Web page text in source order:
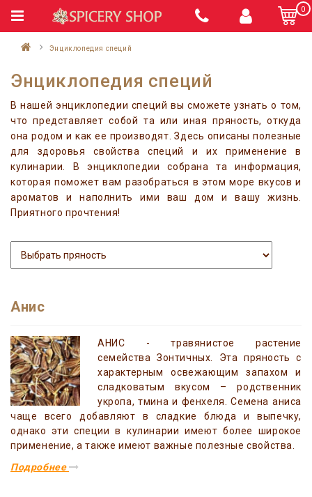
0
Энциклопедия специй
Энциклопедия специй
В нашей энциклопедии специй вы сможете узнать о том,
что представляет собой та или иная пряность, откуда
она родом и как ее производят. Здесь описаны полезные
для здоровья свойства специй и их применение в
кулинарии. В энциклопедии собрана та информация,
которая поможет вам разобраться в этом море вкусов и
ароматов и наполнить ими ваш дом и вашу жизнь.
Приятного прочтения!
Анис
АНИС - травянистое растение
семейства Зонтичных. Эта пряность с
характерным освежающим запахом и
сладковатым вкусом – родственник
укропа, тмина и фенхеля. Семена аниса
чаще всего добавляют в сладкие блюда и выпечку,
однако эти специи в кулинарии имеют более широкое
применение, а также имеют важные полезные свойства.
Подробнее